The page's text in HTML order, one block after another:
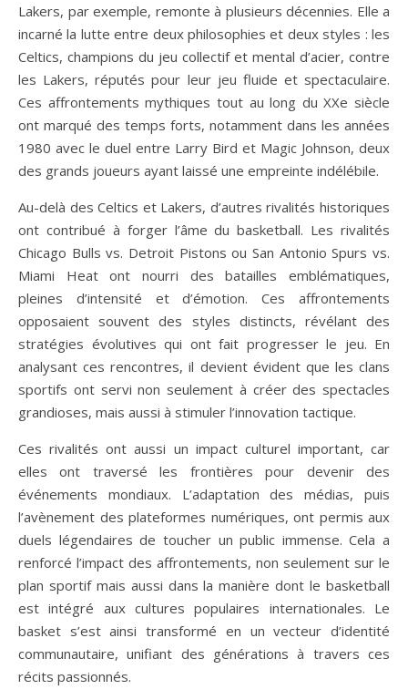
Lakers, par exemple, remonte à plusieurs décennies. Elle a
incarné la lutte entre deux philosophies et deux styles : les
Celtics, champions du jeu collectif et mental d’acier, contre
les Lakers, réputés pour leur jeu fluide et spectaculaire.
Ces affrontements mythiques tout au long du XXe siècle
ont marqué des temps forts, notamment dans les années
1980 avec le duel entre Larry Bird et Magic Johnson, deux
des grands joueurs ayant laissé une empreinte indélébile.
Au-delà des Celtics et Lakers, d’autres rivalités historiques
ont contribué à forger l’âme du basketball. Les rivalités
Chicago Bulls vs. Detroit Pistons ou San Antonio Spurs vs.
Miami Heat ont nourri des batailles emblématiques,
pleines d’intensité et d’émotion. Ces affrontements
opposaient souvent des styles distincts, révélant des
stratégies évolutives qui ont fait progresser le jeu. En
analysant ces rencontres, il devient évident que les clans
sportifs ont servi non seulement à créer des spectacles
grandioses, mais aussi à stimuler l’innovation tactique.
Ces rivalités ont aussi un impact culturel important, car
elles ont traversé les frontières pour devenir des
événements mondiaux. L’adaptation des médias, puis
l’avènement des plateformes numériques, ont permis aux
duels légendaires de toucher un public immense. Cela a
renforcé l’impact des affrontements, non seulement sur le
plan sportif mais aussi dans la manière dont le basketball
est intégré aux cultures populaires internationales. Le
basket s’est ainsi transformé en un vecteur d’identité
communautaire, unifiant des générations à travers ces
récits passionnés.